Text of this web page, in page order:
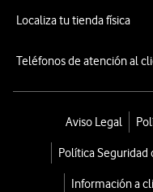
Localiza tu tienda física
Teléfonos de atención al
Aviso Legal
Política
Información a